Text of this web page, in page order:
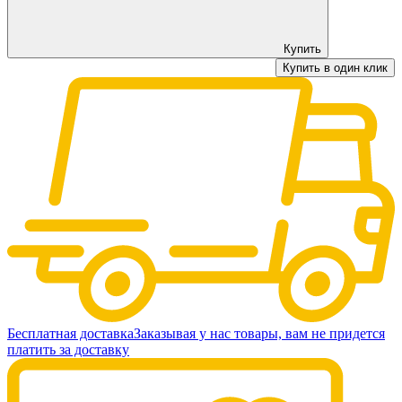
Купить
Купить в один клик
Бесплатная доставкаЗаказывая у нас товары, вам не придется
платить за доставку